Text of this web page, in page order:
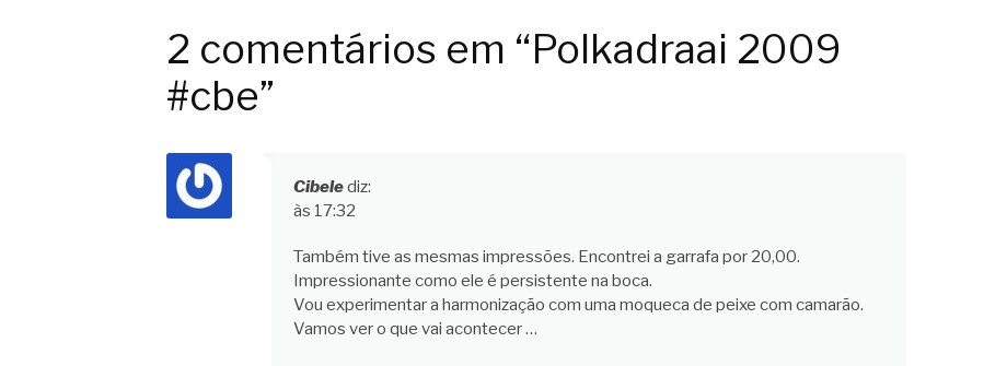
2 comentários em “Polkadraai 2009
#cbe”
Cibelediz:
às 17:32
Também tive as mesmas impressões. Encontrei a garrafa por 20,00.
Impressionante como ele é persistente na boca.
Vou experimentar a harmonização com uma moqueca de peixe com camarão.
Vamos ver o que vai acontecer …